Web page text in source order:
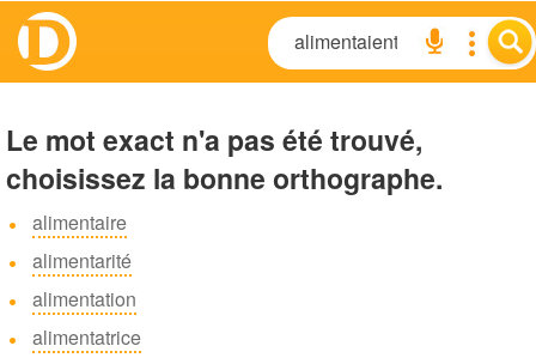
Le mot exact n'a pas été trouvé,
choisissez la bonne orthographe.
alimentaire
alimentarité
alimentation
alimentatrice